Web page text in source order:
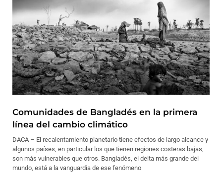
Comunidades de Bangladés en la primera
línea del cambio climático
DACA – El recalentamiento planetario tiene efectos de largo alcance y
algunos países, en particular los que tienen regiones costeras bajas,
son más vulnerables que otros. Bangladés, el delta más grande del
mundo, está a la vanguardia de ese fenómeno